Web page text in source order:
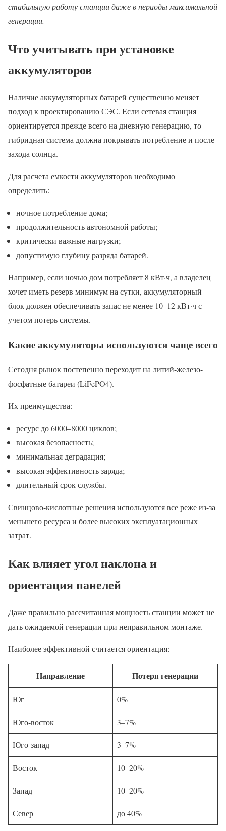
стабильную работу станции даже в периоды максимальной
генерации.
Что учитывать при установке
аккумуляторов
Наличие аккумуляторных батарей существенно меняет
подход к проектированию СЭС. Если сетевая станция
ориентируется прежде всего на дневную генерацию, то
гибридная система должна покрывать потребление и после
захода солнца.
Для расчета емкости аккумуляторов необходимо
определить:
ночное потребление дома;
продолжительность автономной работы;
критически важные нагрузки;
допустимую глубину разряда батарей.
Например, если ночью дом потребляет 8 кВт·ч, а владелец
хочет иметь резерв минимум на сутки, аккумуляторный
блок должен обеспечивать запас не менее 10–12 кВт·ч с
учетом потерь системы.
Какие аккумуляторы используются чаще всего
Сегодня рынок постепенно переходит на литий-железо-
фосфатные батареи (LiFePO4).
Их преимущества:
ресурс до 6000–8000 циклов;
высокая безопасность;
минимальная деградация;
высокая эффективность заряда;
длительный срок службы.
Свинцово-кислотные решения используются все реже из-за
меньшего ресурса и более высоких эксплуатационных
затрат.
Как влияет угол наклона и
ориентация панелей
Даже правильно рассчитанная мощность станции может не
дать ожидаемой генерации при неправильном монтаже.
Наиболее эффективной считается ориентация:
Направление Потеря генерации
Юг 0%
Юго-восток 3–7%
Юго-запад 3–7%
Восток 10–20%
Запад 10–20%
Север до 40%